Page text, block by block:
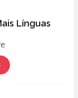
Línguas